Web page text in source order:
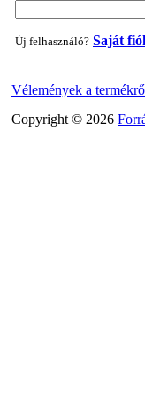
"T" elosztó-
Új felhasználó? Saját
Vélemények a
Copyright © 2026